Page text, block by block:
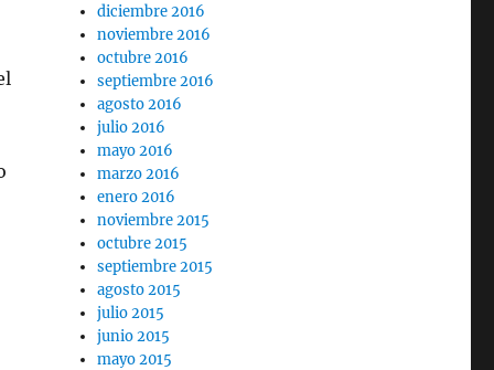
diciembre 2016
noviembre 2016
octubre 2016
septiembre 2016
agosto 2016
julio 2016
mayo 2016
marzo 2016
enero 2016
noviembre 2015
octubre 2015
septiembre 2015
agosto 2015
julio 2015
junio 2015
mayo 2015